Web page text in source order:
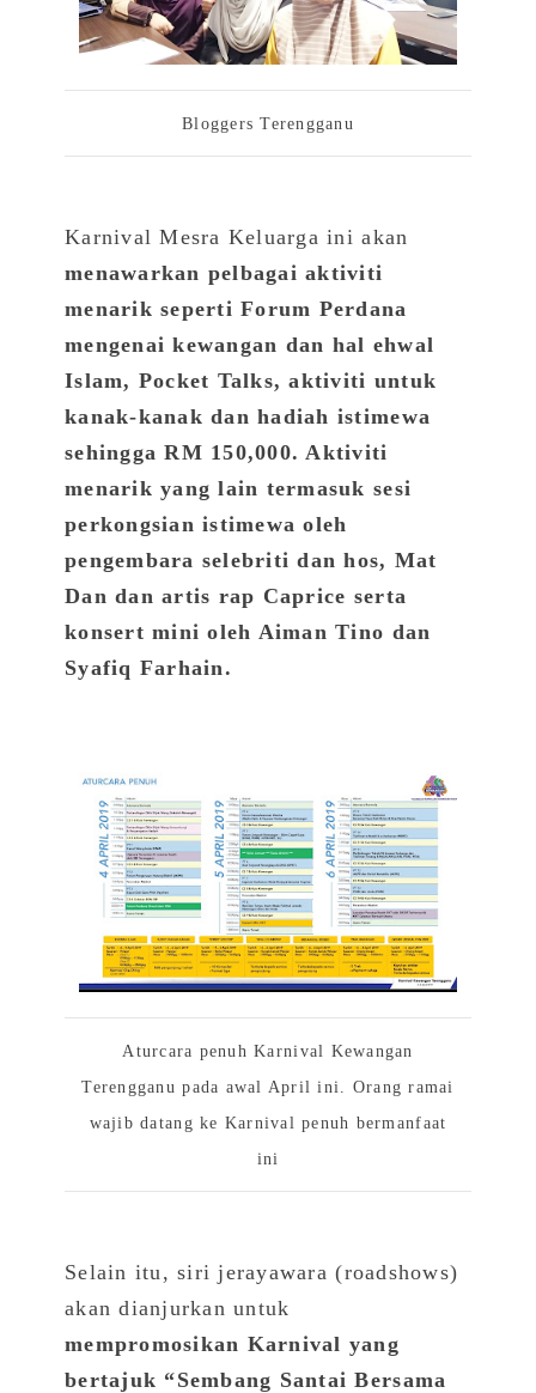
Bloggers Terengganu
Karnival Mesra Keluarga ini akan
menawarkan pelbagai aktiviti
menarik seperti Forum Perdana
mengenai kewangan dan hal ehwal
Islam, Pocket Talks, aktiviti untuk
kanak-kanak dan hadiah istimewa
sehingga RM 150,000. Aktiviti
menarik yang lain termasuk sesi
perkongsian istimewa oleh
pengembara selebriti dan hos, Mat
Dan dan artis rap Caprice serta
konsert mini oleh Aiman Tino dan
Syafiq Farhain.
Aturcara penuh Karnival Kewangan
Terengganu pada awal April ini. Orang ramai
wajib datang ke Karnival penuh bermanfaat
ini
Selain itu, siri jerayawara (roadshows)
akan dianjurkan untuk
mempromosikan Karnival yang
bertajuk “Sembang Santai Bersama